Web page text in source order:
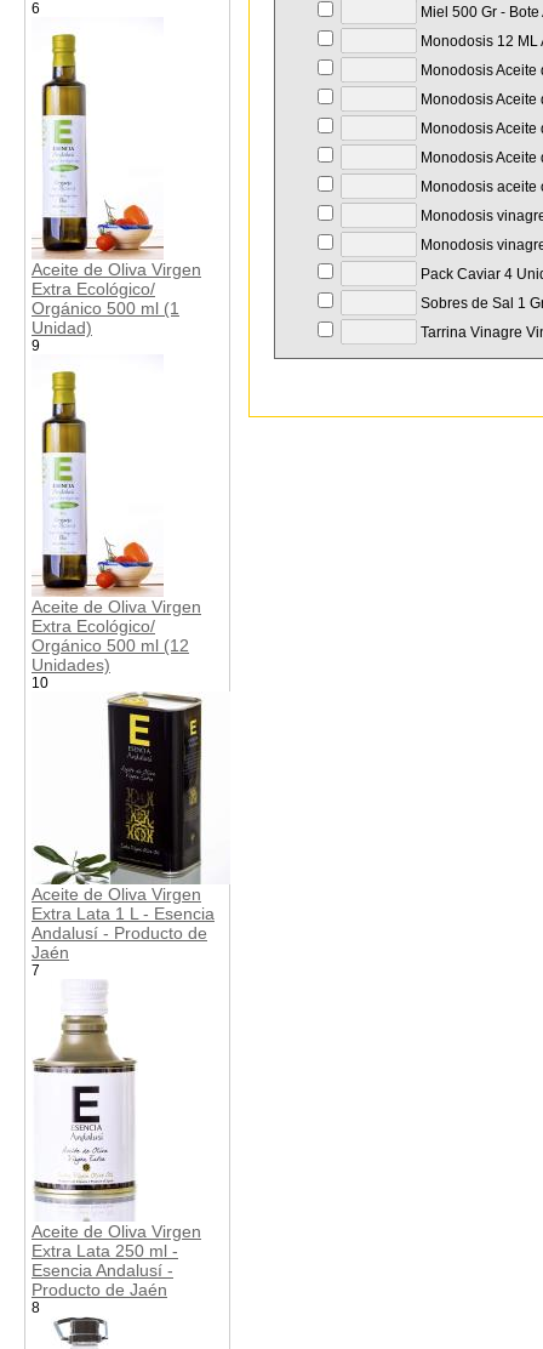
6
Aceite de Oliva Virgen
Extra Ecológico/
Orgánico 500 ml (1
Unidad)
9
Aceite de Oliva Virgen
Extra Ecológico/
Orgánico 500 ml (12
Unidades)
10
Aceite de Oliva Virgen
Extra Lata 1 L - Esencia
Andalusí - Producto de
Jaén
7
Aceite de Oliva Virgen
Extra Lata 250 ml -
Esencia Andalusí -
Producto de Jaén
8
Miel 500 Gr -
Monodosis 12
Monodosis
Monodosis
Monodosis
Monodosis
Monodosis aceite
Monodosis
Monodosis
Pack Caviar 4
Sobres de Sal 1
Tarrina Vinagre